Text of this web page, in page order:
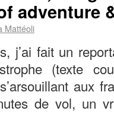
adventure
Mattéoli
j’ai fait un
(texte
aux
de vol, un